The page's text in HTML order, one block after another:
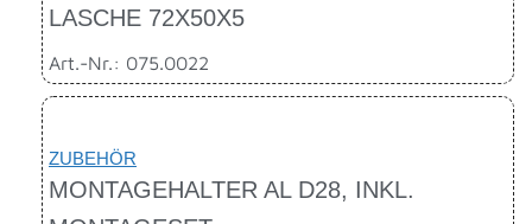
LASCHE 72X50X5
Art.-Nr.: 075.0022
ZUBEHÖR
MONTAGEHALTER AL D28, INKL.